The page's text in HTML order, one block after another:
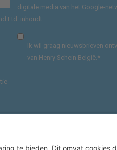
digitale media van het Google-
Ltd. inhoudt.
Ik wil graag nieuwsbrieven
van Henry Schein België.*